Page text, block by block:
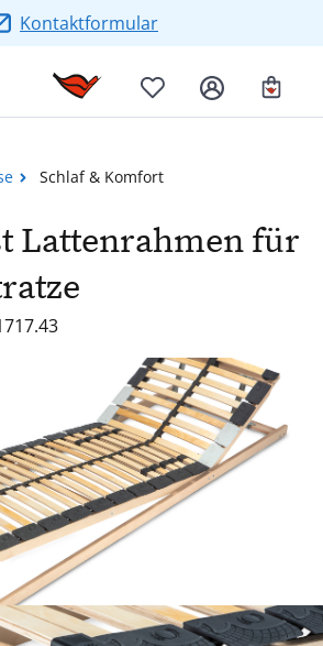
Kontaktformular
Schlaf & Komfort
Lattenrahmen für